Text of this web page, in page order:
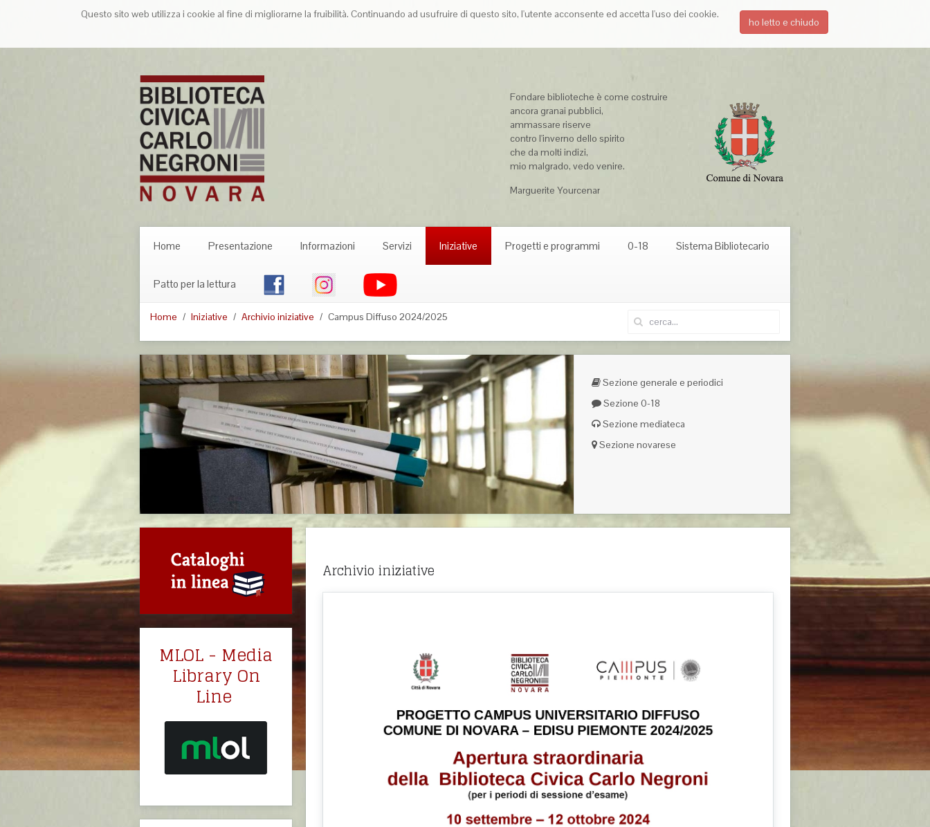
Questo sito web utilizza i cookie al fine di migliorarne la fruibilità. Continuando ad usufruire di questo sito, l'utente acconsente ed accetta l'uso dei cookie.
ho letto e chiudo
Fondare biblioteche è come costruire
ancora granai pubblici,
ammassare riserve
contro l'inverno dello spirito
che da molti indizi,
mio malgrado, vedo venire.
Marguerite Yourcenar
Home Presentazione Informazioni Servizi Iniziative Progetti e programmi 0-18 Sistema Bibliotecario
Patto per la lettura
Home Iniziative Archivio iniziative Campus Diffuso 2024/2025
Sezione generale e periodici
Sezione 0-18
Sezione mediateca
Sezione novarese
Archivio iniziative
MLOL - Media
Library On
Line